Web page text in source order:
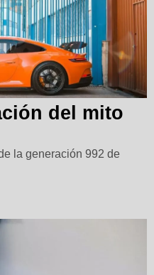
del mito
la generación 992 de